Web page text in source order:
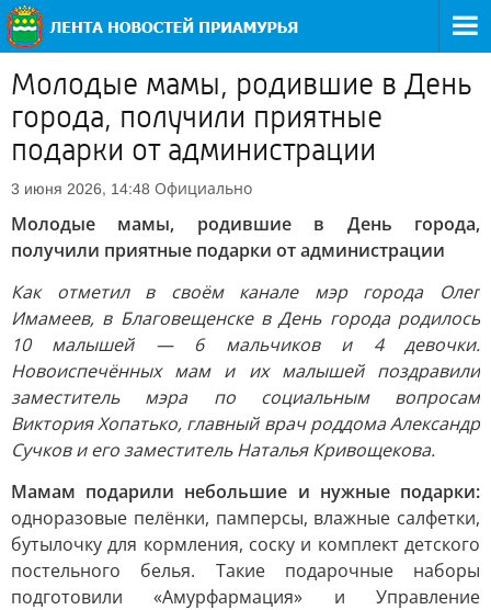
Молодые мамы, родившие в День
города, получили приятные
подарки от администрации
3 июня 2026, 14:48 Официально
Молодые мамы, родившие в День города,
получили приятные подарки от администрации
Как отметил в своём канале мэр города Олег
Имамеев, в Благовещенске в День города родилось
10 малышей — 6 мальчиков и 4 девочки.
Новоиспечённых мам и их малышей поздравили
заместитель мэра по социальным вопросам
Виктория Хопатько, главный врач роддома Александр
Сучков и его заместитель Наталья Кривощекова.
Мамам подарили небольшие и нужные подарки:
одноразовые пелёнки, памперсы, влажные салфетки,
бутылочку для кормления, соску и комплект детского
постельного белья. Такие подарочные наборы
подготовили «Амурфармация» и Управление